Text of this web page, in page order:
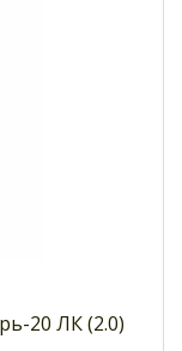
20 ЛК (2.0)